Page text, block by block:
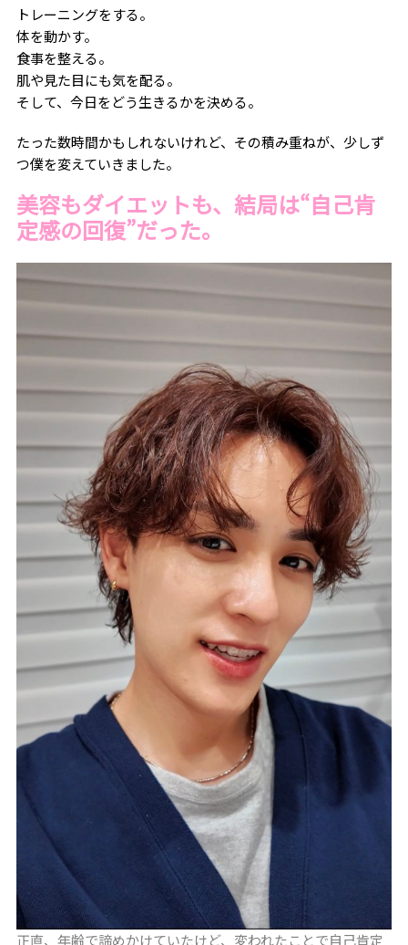
トレーニングをする。
体を動かす。
食事を整える。
肌や見た目にも気を配る。
そして、今日をどう生きるかを決める。
たった数時間かもしれないけれど、その積み重ねが、少しず
つ僕を変えていきました。
美容もダイエットも、結局は“自己肯
定感の回復”だった。
正直、年齢で諦めかけていたけど、変われたことで自己肯定